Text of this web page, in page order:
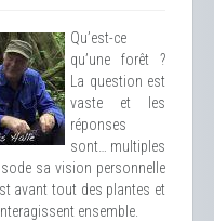
Qu’est-ce
qu’une forêt ?
La question est
vaste et les
réponses
sont… multiples
sa vision personnelle
avant tout des plantes et
ensemble.